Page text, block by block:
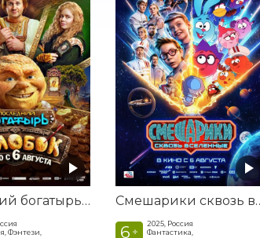
Последний богатырь. Колобок
Фэнтези,
6 +
2025, Россия
Фантастика,